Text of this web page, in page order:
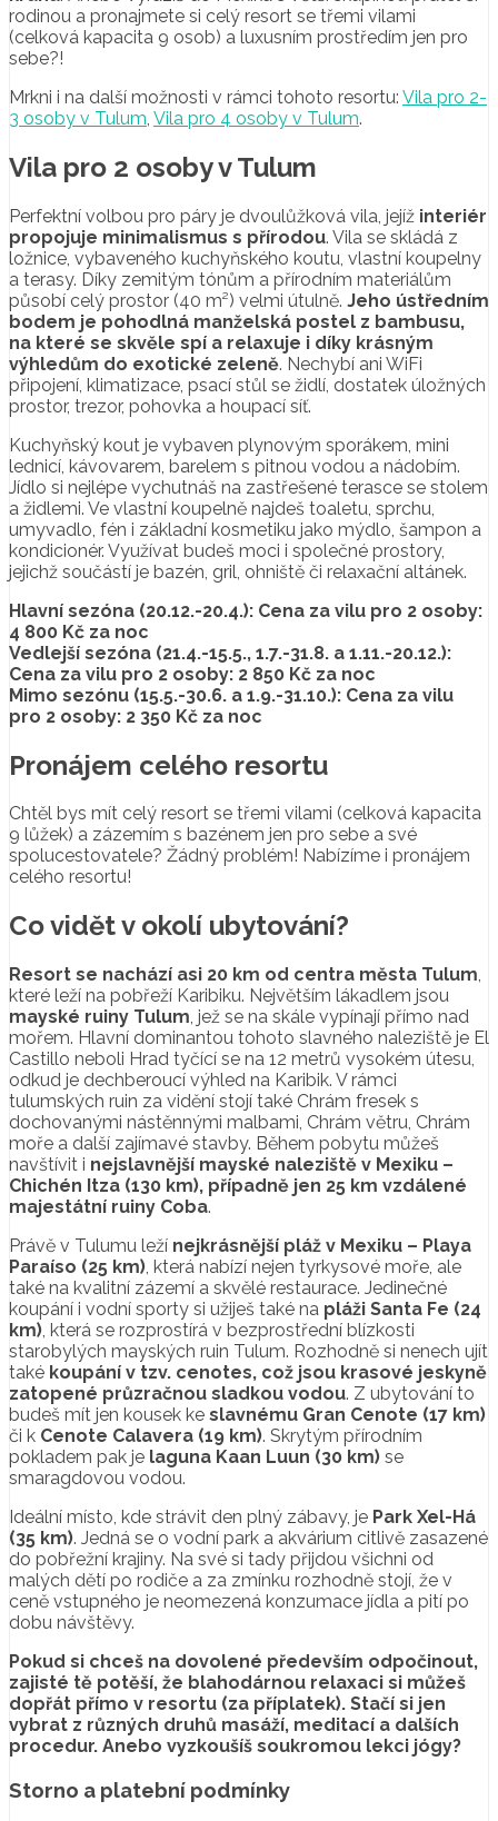
rodinou a pronajmete si celý resort se třemi vilami
(celková kapacita 9 osob) a luxusním prostředím jen pro
sebe?!
Mrkni i na další možnosti v rámci tohoto resortu: Vila pro 2-
3 osoby v Tulum Vila pro 4 osoby v Tulum.
Vila pro 2 osoby v Tulum
Perfektní volbou pro páry je dvoulůžková vila, jejíž interiér
propojuje minimalismus s přírodou. Vila se skládá z
ložnice, vybaveného kuchyňského koutu, vlastní koupelny
a terasy. Díky zemitým tónům a přírodním materiálům
působí celý prostor (40 m²) velmi útulně. Jeho ústředním
bodem je pohodlná manželská postel z bambusu,
na které se skvěle spí a relaxuje i díky krásným
výhledům do exotické zeleně. Nechybí ani WiFi
připojení, klimatizace, psací stůl se židlí, dostatek úložných
prostor, trezor, pohovka a houpací síť.
Kuchyňský kout je vybaven plynovým sporákem, mini
lednicí, kávovarem, barelem s pitnou vodou a nádobím.
Jídlo si nejlépe vychutnáš na zastřešené terasce se stolem
a židlemi. Ve vlastní koupelně najdeš toaletu, sprchu,
umyvadlo, fén i základní kosmetiku jako mýdlo, šampon a
kondicionér. Využívat budeš moci i společné prostory,
jejichž součástí je bazén, gril, ohniště či relaxační altánek.
Hlavní sezóna (20.12.-20.4.): Cena za vilu pro 2 osoby:
4 800 Kč za noc
Vedlejší sezóna (21.4.-15.5., 1.7.-31.8. a 1.11.-20.12.):
Cena za vilu pro 2 osoby: 2 850 Kč za noc
Mimo sezónu (15.5.-30.6. a 1.9.-31.10.): Cena za vilu
pro 2 osoby: 2 350 Kč za noc
Pronájem celého resortu
Chtěl bys mít celý resort se třemi vilami (celková kapacita
9 lůžek) a zázemím s bazénem jen pro sebe a své
spolucestovatele? Žádný problém! Nabízíme i pronájem
celého resortu!
Co vidět v okolí ubytování?
Resort se nachází asi 20 km od centra města Tulum,
které leží na pobřeží Karibiku. Největším lákadlem jsou
mayské ruiny Tulum, jež se na skále vypínají přímo nad
mořem. Hlavní dominantou tohoto slavného naleziště je El
Castillo neboli Hrad tyčící se na 12 metrů vysokém útesu,
odkud je dechberoucí výhled na Karibik. V rámci
tulumských ruin za vidění stojí také Chrám fresek s
dochovanými nástěnnými malbami, Chrám větru, Chrám
moře a další zajímavé stavby. Během pobytu můžeš
navštívit i nejslavnější mayské naleziště v Mexiku –
Chichén Itza (130 km), případně jen 25 km vzdálené
majestátní ruiny Coba.
Právě v Tulumu leží nejkrásnější pláž v Mexiku – Playa
Paraíso (25 km), která nabízí nejen tyrkysové moře, ale
také na kvalitní zázemí a skvělé restaurace. Jedinečné
koupání i vodní sporty si užiješ také na pláži Santa Fe (24
km), která se rozprostírá v bezprostřední blízkosti
starobylých mayských ruin Tulum. Rozhodně si nenech ujít
také koupání v tzv. cenotes, což jsou krasové jeskyně
zatopené průzračnou sladkou vodou. Z ubytování to
budeš mít jen kousek ke slavnému Gran Cenote (17 km)
či k Cenote Calavera (19 km). Skrytým přírodním
pokladem pak je laguna Kaan Luun (30 km) se
smaragdovou vodou.
Ideální místo, kde strávit den plný zábavy, je Park Xel-Há
(35 km). Jedná se o vodní park a akvárium citlivě zasazené
do pobřežní krajiny. Na své si tady přijdou všichni od
malých dětí po rodiče a za zmínku rozhodně stojí, že v
ceně vstupného je neomezená konzumace jídla a pití po
dobu návštěvy.
Pokud si chceš na dovolené především odpočinout,
zajisté tě potěší, že blahodárnou relaxaci si můžeš
dopřát přímo v resortu (za příplatek). Stačí si jen
vybrat z různých druhů masáží, meditací a dalších
procedur. Anebo vyzkoušíš soukromou lekci jógy?
Storno a platební podmínky